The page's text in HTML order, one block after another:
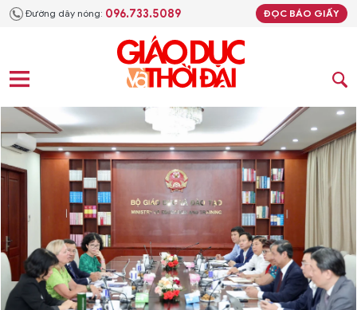
Đường dây nóng: 096.733.5089 ĐỌC BÁO GIẤY